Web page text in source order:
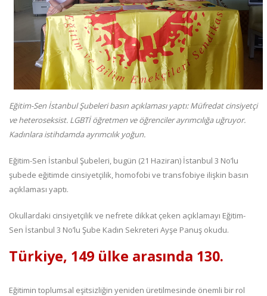
Eğitim-Sen İstanbul Şubeleri basın açıklaması yaptı: Müfredat cinsiyetçi
ve heteroseksist. LGBTİ öğretmen ve öğrenciler ayrımcılığa uğruyor.
Kadınlara istihdamda ayrımcılık yoğun.
Eğitim-Sen İstanbul Şubeleri, bugün (21 Haziran) İstanbul 3 No’lu
şubede eğitimde cinsiyetçilik, homofobi ve transfobiye ilişkin basın
açıklaması yaptı.
Okullardaki cinsiyetçilik ve nefrete dikkat çeken açıklamayı Eğitim-
Sen İstanbul 3 No’lu Şube Kadın Sekreteri Ayşe Panuş okudu.
Türkiye, 149 ülke arasında 130.
Eğitimin toplumsal eşitsizliğin yeniden üretilmesinde önemli bir rol